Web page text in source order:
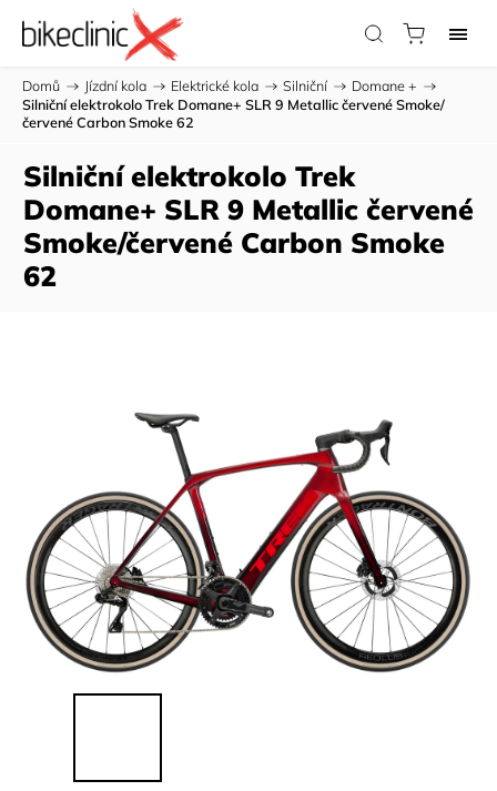
Domů / Jízdní kola / Elektrické kola / Silniční / Domane + /
Silniční elektrokolo Trek Domane+ SLR 9 Metallic červené Smoke/
červené Carbon Smoke 62
Silniční elektrokolo Trek
Domane+ SLR 9 Metallic červené
Smoke/červené Carbon Smoke
62